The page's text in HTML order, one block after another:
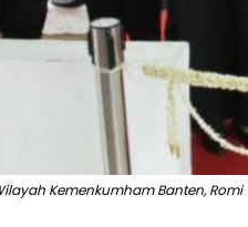
Kemenkumham Banten,